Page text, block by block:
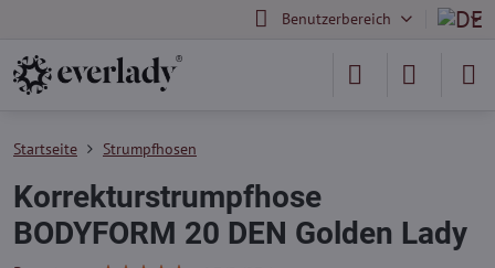
Benutzerbereich
Startseite Strumpfhosen
Korrekturstrumpfhose
BODYFORM 20 DEN Golden Lady